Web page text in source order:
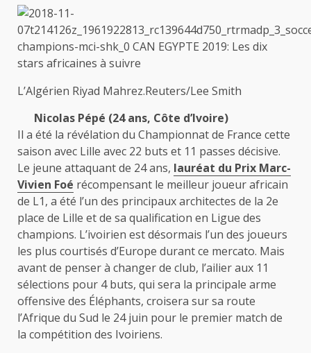
L’Algérien Riyad Mahrez.Reuters/Lee Smith
Nicolas Pépé (24 ans, Côte d’Ivoire)
Il a été la révélation du Championnat de France cette
saison avec Lille avec 22 buts et 11 passes décisive.
Le jeune attaquant de 24 ans, lauréat du Prix Marc-
Vivien Foé récompensant le meilleur joueur africain
de L1, a été l’un des principaux architectes de la 2e
place de Lille et de sa qualification en Ligue des
champions. L’ivoirien est désormais l’un des joueurs
les plus courtisés d’Europe durant ce mercato. Mais
avant de penser à changer de club, l’ailier aux 11
sélections pour 4 buts, qui sera la principale arme
offensive des Éléphants, croisera sur sa route
l’Afrique du Sud le 24 juin pour le premier match de
la compétition des Ivoiriens.